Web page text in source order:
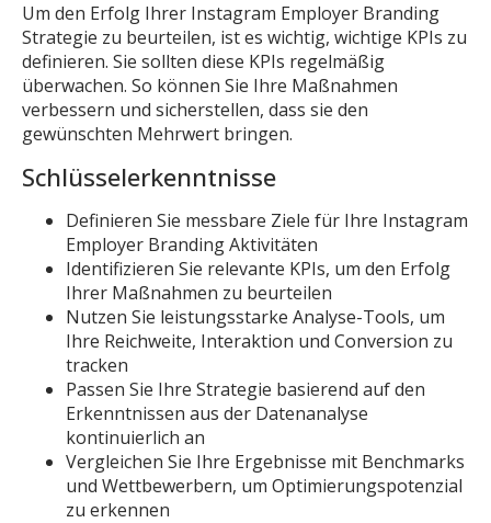
Um den Erfolg Ihrer Instagram Employer Branding
Strategie zu beurteilen, ist es wichtig, wichtige KPIs zu
definieren. Sie sollten diese KPIs regelmäßig
überwachen. So können Sie Ihre Maßnahmen
verbessern und sicherstellen, dass sie den
gewünschten Mehrwert bringen.
Schlüsselerkenntnisse
Definieren Sie messbare Ziele für Ihre Instagram
Employer Branding Aktivitäten
Identifizieren Sie relevante KPIs, um den Erfolg
Ihrer Maßnahmen zu beurteilen
Nutzen Sie leistungsstarke Analyse-Tools, um
Ihre Reichweite, Interaktion und Conversion zu
tracken
Passen Sie Ihre Strategie basierend auf den
Erkenntnissen aus der Datenanalyse
kontinuierlich an
Vergleichen Sie Ihre Ergebnisse mit Benchmarks
und Wettbewerbern, um Optimierungspotenzial
zu erkennen